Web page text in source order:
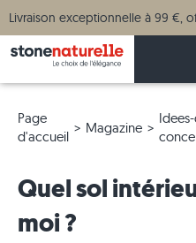
Livraison exceptionnelle à 99 €,
Page
d'accueil
Magazine
Quel sol
moi ?